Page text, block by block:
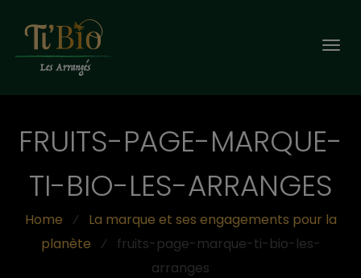
FRUITS-PAGE-MARQUE-
TI-BIO-LES-ARRANGES
Home ⁄ La marque et ses engagements pour la
planète
⁄ fruits-page-marque-ti-bio-les-
arranges